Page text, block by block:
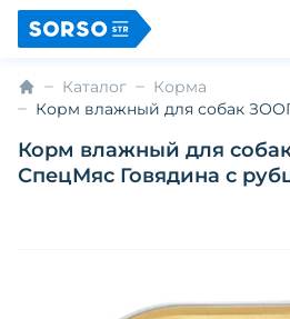
Каталог
Корма
Корм влажный для собак
Корм влажный для
СпецМяс Говядина с